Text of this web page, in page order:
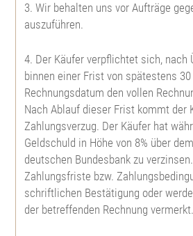
Sitkafichte
Murrayskiefer
Kriechkiefer
Krummholzkiefer
Zwergkiefer
Schwarzkiefer
Roteiche
Traubeneiche
Robinie
Eberesche
Mehlbeere
Elsbeere
Cedrus atlantica
Cedrus libani
Fächerblattbaum
Sanddorn
Stechpalme
Tulpenbaum
Heckenkirsche
Mahonie
3. Wir behalten uns vor Aufträge
auszuführen.
4. Der Käufer verpflichtet sich, nach
binnen einer Frist von spätestens 30
Rechnungsdatum den vollen
Nach Ablauf dieser Frist kommt der
Zahlungsverzug. Der Käufer hat
Geldschuld in Höhe von 8% über
deutschen Bundesbank zu
Zahlungsfriste bzw.
schriftlichen Bestätigung oder
der betreffenden Rechnung vermerkt.